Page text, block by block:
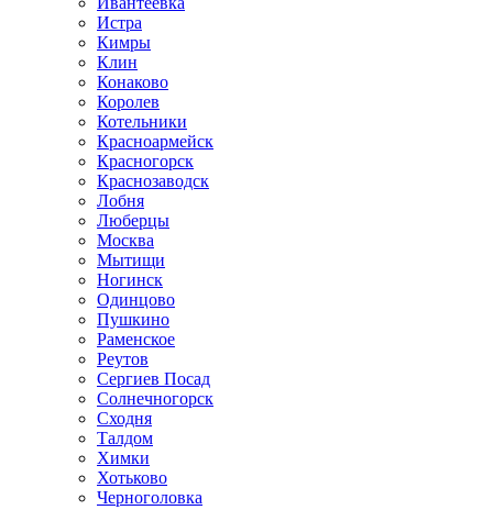
Истра
Кимры
Клин
Конаково
Королев
Котельники
Красноармейск
Красногорск
Краснозаводск
Лобня
Люберцы
Москва
Мытищи
Ногинск
Одинцово
Пушкино
Раменское
Реутов
Сергиев Посад
Солнечногорск
Сходня
Талдом
Химки
Хотьково
Черноголовка